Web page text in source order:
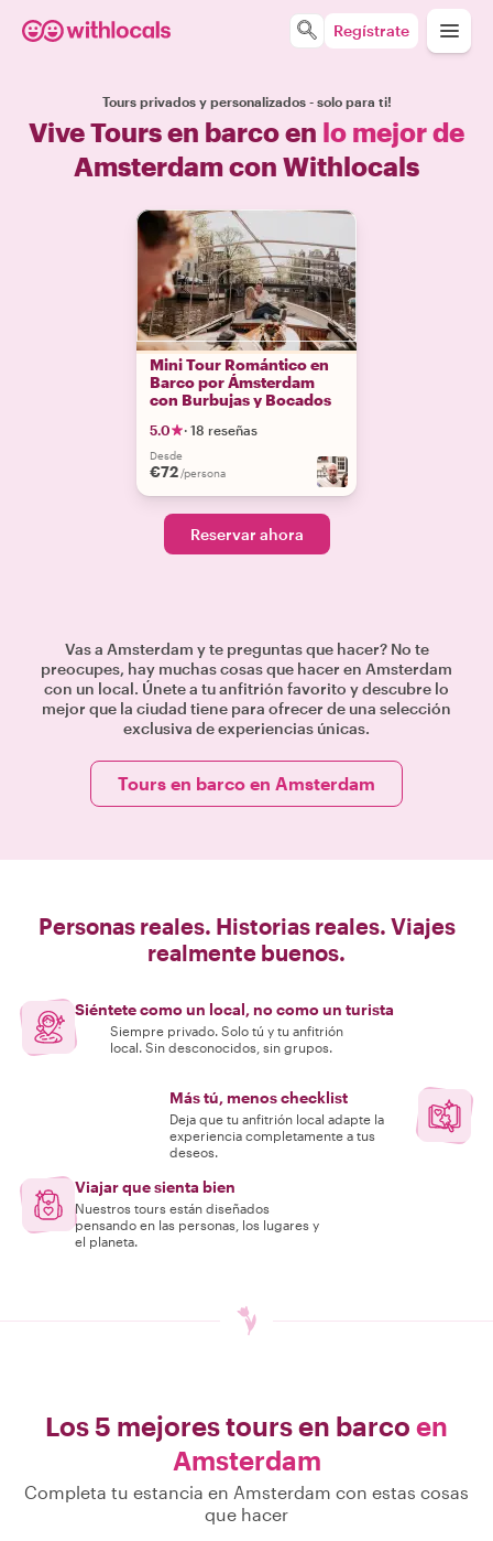
Regístrate
Tours privados y personalizados - solo para ti!
Vive Tours en barco en lo mejor de
Amsterdam con Withlocals
Mini Tour Romántico en
Barco por Ámsterdam
con Burbujas y Bocados
5.0 · 18 reseñas
Desde
€72 /persona
Reservar ahora
Vas a Amsterdam y te preguntas que hacer? No te
preocupes, hay muchas cosas que hacer en Amsterdam
con un local. Únete a tu anfitrión favorito y descubre lo
mejor que la ciudad tiene para ofrecer de una selección
exclusiva de experiencias únicas.
Tours en barco en Amsterdam
Personas reales. Historias reales. Viajes
realmente buenos.
Siéntete como un local, no como un turista
Siempre privado. Solo tú y tu anfitrión
local. Sin desconocidos, sin grupos.
Más tú, menos checklist
Deja que tu anfitrión local adapte la
experiencia completamente a tus
deseos.
Viajar que sienta bien
Nuestros tours están diseñados
pensando en las personas, los lugares y
el planeta.
Los 5 mejores tours en barco en
Amsterdam
Completa tu estancia en Amsterdam con estas cosas
que hacer